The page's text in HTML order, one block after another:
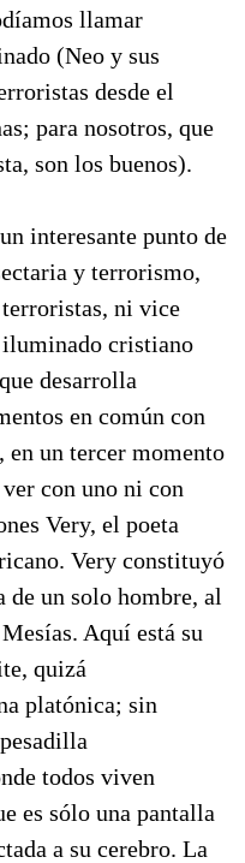
llamar
(Neo y sus
desde el
para nosotros, que
son los buenos).
interesante punto de
y terrorismo,
ni vice
cristiano
desarrolla
en común con
un tercer momento
con uno ni con
Very, el poeta
Very constituyó
de un solo hombre, al
Aquí está su
quizá
platónica; sin
todos viven
es sólo una pantalla
a su cerebro. La